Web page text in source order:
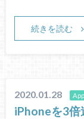
続きを読む
2020.01.28
iPhoneを3